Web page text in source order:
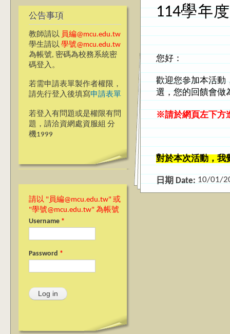
公告事項
教師請以 員編@mcu.edu.tw
學生請以 學號@mcu.edu.tw
為帳號, 密碼為校務系統密
碼登入。
若需申請表單製作者權限，
請先行登入後填寫申請表單
若登入有問題或是權限有問
題，請洽資網處資服組 分
機1999
請以 "員編@mcu.edu.tw" 或
"學號@mcu.edu.tw" 為帳號
Username *
Password *
114學年
您好：
歡迎您參加本活動
選，您的回饋會做
※請於網頁左下方
對於本次活動，我
日期 Date: 10/01/